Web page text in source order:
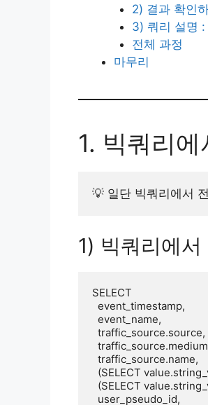
2) 결과 확인
3) 쿼리 설명 :
전체 과정
마무리
1. 빅쿼리
💡 일단 빅쿼리에서
1) 빅쿼리에
SELECT